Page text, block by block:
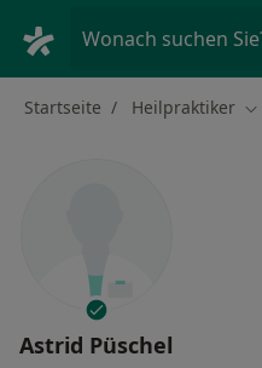
Wonach suchen
Startseite Heilpraktiker
Astrid Püschel